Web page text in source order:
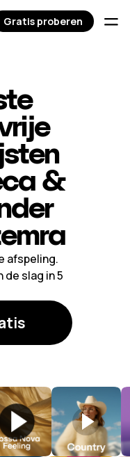
&
afspeling.
de slag in 5
Gratis proberen